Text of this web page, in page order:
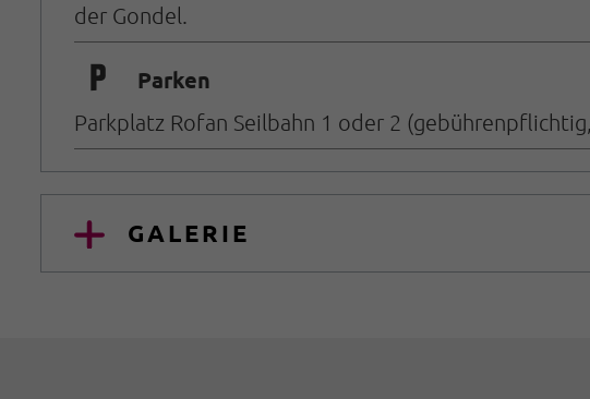
der Gondel.
🐈 Parken
Parkplatz Rofan Seilbahn 1 oder 2
GALERIE